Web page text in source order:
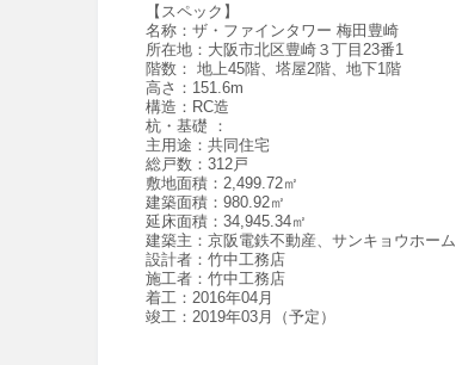
【スペック】
名称： ザ・ファインタワー 梅田豊崎
所在地： 大阪市北区豊崎３丁目23番1
階数： 地上45階、塔屋2階、地下1階
高さ： 151.6m
構造 ： RC造
杭・基礎
：
主用途： 共同住宅
総戸数： 312戸
敷地面積： 2,499.72㎡
建築面積： 980.92㎡
延床面積： 34,945.34㎡
建築主： 京阪電鉄不動産、サンキョウホーム
設計者： 竹中工務店
施工者： 竹中工務店
着工： 2016年04 月
竣工： 2019年03 月（予定）